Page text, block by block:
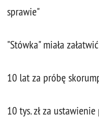
sprawie"
"Stówka" miała
10 lat za próbę
10 tys. zł za